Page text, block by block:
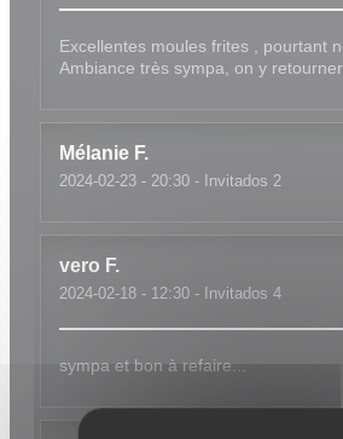
Excellentes moules frites , pourtant
Ambiance très sympa, on y
Mélanie F
2024-02-23 - 20:30 - Invitados 2
vero F
2024-02-18 - 12:30 - Invitados 4
sympa et bon à refaire...